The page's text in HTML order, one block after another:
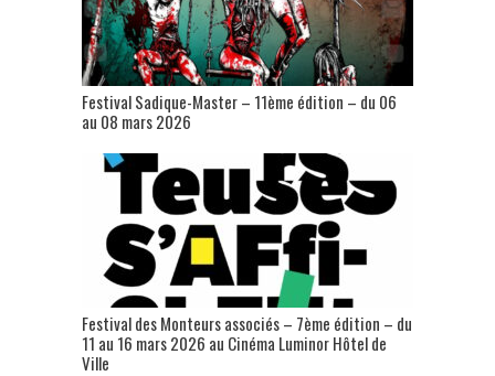
Festival Sadique-Master – 11ème édition – du 06
au 08 mars 2026
Festival des Monteurs associés – 7ème édition – du
11 au 16 mars 2026 au Cinéma Luminor Hôtel de
Ville